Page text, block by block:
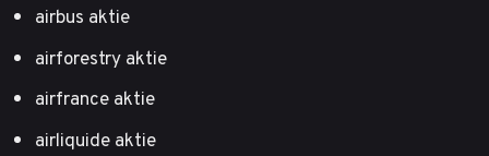
airbus aktie
airforestry aktie
airfrance aktie
airliquide aktie